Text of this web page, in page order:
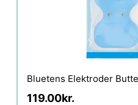
Bluetens Elektroder
Clip – 3 stk.
119.00kr.